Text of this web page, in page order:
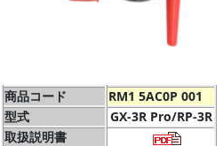
商品コード
RM1 5AC0P 001
型式
GX-3R Pro/RP-3R
取扱説明書